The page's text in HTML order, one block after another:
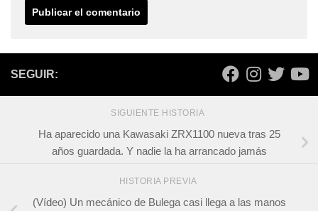
SEGUIR:
SIGUIENTE HISTORIA
Ha aparecido una Kawasaki ZRX1100 nueva tras 25
años guardada. Y nadie la ha arrancado jamás
HISTORIA PREVIA
(Vídeo) Un mecánico de Bulega casi llega a las manos